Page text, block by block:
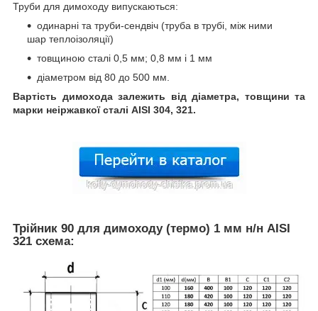
Труби для димоходу випускаються:
одинарні та труби-сендвіч (труба в трубі, між ними
шар теплоізоляції)
товщиною сталі 0,5 мм; 0,8 мм і 1 мм
діаметром від 80 до 500 мм.
Вартість димохода залежить від діаметра, товщини та
марки неіржавкої сталі AISI 304, 321.
Трійник 90 для димоходу (термо) 1 мм н/н AISI
321 схема: